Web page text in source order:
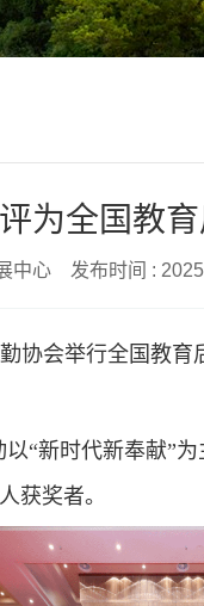
为全国教
中心 发布时间 :
协会举行全国教育
以“新时代新奉献”
获奖者。